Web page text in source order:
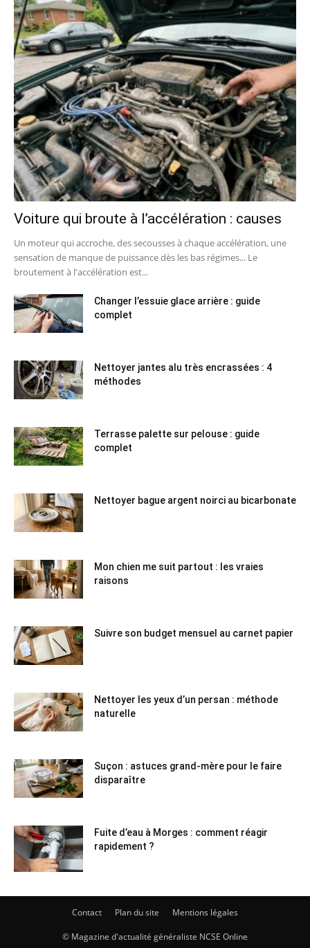
Voiture qui broute à l’accélération : causes
Un moteur qui accroche, des secousses à chaque accélération, une
sensation de manque de puissance dès les bas régimes... Le
broutement à l'accélération est...
Changer l’essuie glace arrière : guide
complet
Nettoyer jantes alu très encrassées : 4
méthodes
Terrasse palette sur pelouse : guide
complet
Nettoyer bague argent noirci au bicarbonate
Mon chien me suit partout : les vraies
raisons
Suivre son budget mensuel au carnet papier
Nettoyer les yeux d’un persan : méthode
naturelle
Suçon : astuces grand-mère pour le faire
disparaître
Fuite d’eau à Morges : comment réagir
rapidement ?
Contact Plan du site Mentions légales
© Magazine d'actualité généraliste NCSE Online